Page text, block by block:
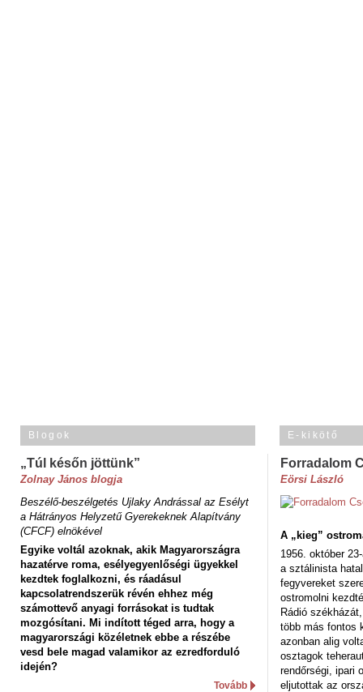
Blogok
„Túl későn jöttünk”
Zolnay János blogja
Beszélő-beszélgetés Ujlaky Andrással az Esélyt
a Hátrányos Helyzetű Gyerekeknek Alapítvány
(CFCF) elnökével
Egyike voltál azoknak, akik Magyarországra
hazatérve roma, esélyegyenlőségi ügyekkel
kezdtek foglalkozni, és ráadásul
kapcsolatrendszerük révén ehhez még
számottevő anyagi forrásokat is tudtak
mozgósítani. Mi indított téged arra, hogy a
magyarországi közéletnek ebbe a részébe
vesd bele magad valamikor az ezredforduló
idején?
Tovább
E-kikötő
Forradalom
Eörsi László
A „kieg”
1956. október
a sztálinista
fegyvereket
ostromolni
Rádió
több más fontos
azonban alig
osztagok
rendőrségi, ipari
eljutottak az